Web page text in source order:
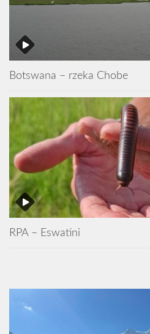
Botswana – rzeka Chobe
RPA – Eswatini